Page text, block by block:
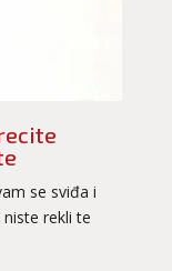
se sviđa i
rekli te